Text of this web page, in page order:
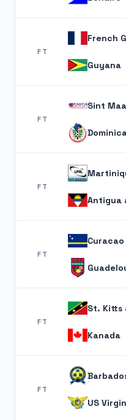
FT
French
Guyana
FT
Sint
FT
Antigua
FT
Curacao
FT
St. Kitts
Kanada
FT
US